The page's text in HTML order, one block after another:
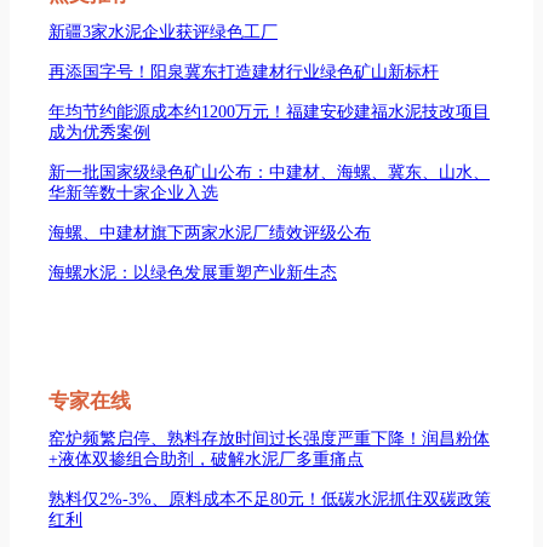
新疆3家水泥企业获评绿色工厂
再添国字号！阳泉冀东打造建材行业绿色矿山新标杆
年均节约能源成本约1200万元！福建安砂建福水泥技改项目
成为优秀案例
新一批国家级绿色矿山公布：中建材、海螺、冀东、山水、
华新等数十家企业入选
海螺、中建材旗下两家水泥厂绩效评级公布
海螺水泥：以绿色发展重塑产业新生态
专家在线
窑炉频繁启停、熟料存放时间过长强度严重下降！润昌粉体
+液体双掺组合助剂，破解水泥厂多重痛点
熟料仅2%-3%、原料成本不足80元！低碳水泥抓住双碳政策
红利